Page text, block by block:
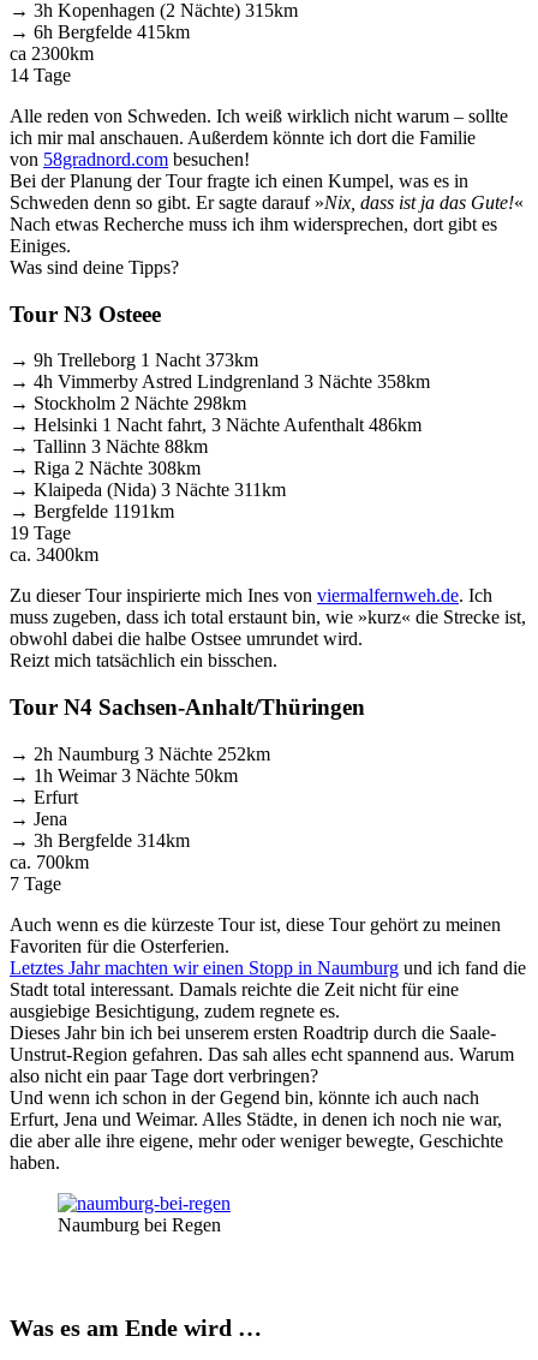
→ 3h Kopenhagen (2 Nächte) 315km
→ 6h Bergfelde 415km
ca 2300km
14 Tage
Alle reden von Schweden. Ich weiß wirklich nicht warum – sollte
ich mir mal anschauen. Außerdem könnte ich dort die Familie
von 58gradnord.com besuchen!
Bei der Planung der Tour fragte ich einen Kumpel, was es in
Schweden denn so gibt. Er sagte darauf »Nix, dass ist ja das Gute!«
Nach etwas Recherche muss ich ihm widersprechen, dort gibt es
Einiges.
Was sind deine Tipps?
Tour N3 Osteee
→ 9h Trelleborg 1 Nacht 373km
→ 4h Vimmerby Astred Lindgrenland 3 Nächte 358km
→ Stockholm 2 Nächte 298km
→ Helsinki 1 Nacht fahrt, 3 Nächte Aufenthalt 486km
→ Tallinn 3 Nächte 88km
→ Riga 2 Nächte 308km
→ Klaipeda (Nida) 3 Nächte 311km
→ Bergfelde 1191km
19 Tage
ca. 3400km
Zu dieser Tour inspirierte mich Ines von viermalfernweh.de. Ich
muss zugeben, dass ich total erstaunt bin, wie »kurz« die Strecke ist,
obwohl dabei die halbe Ostsee umrundet wird.
Reizt mich tatsächlich ein bisschen.
Tour N4 Sachsen-Anhalt/Thüringen
→ 2h Naumburg 3 Nächte 252km
→ 1h Weimar 3 Nächte 50km
→ Erfurt
→ Jena
→ 3h Bergfelde 314km
ca. 700km
7 Tage
Auch wenn es die kürzeste Tour ist, diese Tour gehört zu meinen
Favoriten für die Osterferien.
Letztes Jahr machten wir einen Stopp in Naumburg und ich fand die
Stadt total interessant. Damals reichte die Zeit nicht für eine
ausgiebige Besichtigung, zudem regnete es.
Dieses Jahr bin ich bei unserem ersten Roadtrip durch die Saale-
Unstrut-Region gefahren. Das sah alles echt spannend aus. Warum
also nicht ein paar Tage dort verbringen?
Und wenn ich schon in der Gegend bin, könnte ich auch nach
Erfurt, Jena und Weimar. Alles Städte, in denen ich noch nie war,
die aber alle ihre eigene, mehr oder weniger bewegte, Geschichte
haben.
Naumburg bei Regen
Was es am Ende wird …